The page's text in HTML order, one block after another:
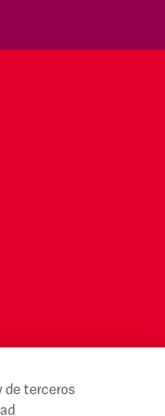
de terceros